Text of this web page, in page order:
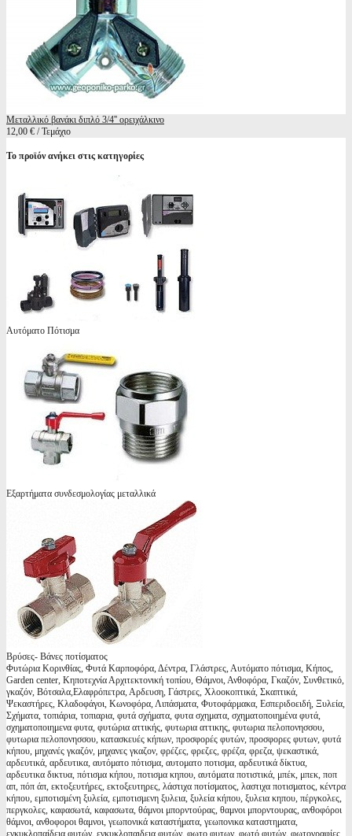
Μεταλλικό βανάκι διπλό 3/4'' ορειχάλκινο
12,00 € / Τεμάχιο
Το προϊόν ανήκει στις κατηγορίες
Αυτόματο Πότισμα
Εξαρτήματα συνδεσμολογίας μεταλλικά
Βρύσες- Βάνες ποτίσματος
Φυτώρια Κορινθίας, Φυτά Καρποφόρα, Δέντρα, Γλάστρες, Αυτόματο πότισμα, Κήπος,
Garden center, Κηποτεχνία Αρχιτεκτονική τοπίου, Θάμνοι, Ανθοφόρα, Γκαζόν, Συνθετικό,
γκαζόν, Βότσαλα,Ελαφρόπετρα, Αρδευση, Γάστρες, Χλοοκοπτικά, Σκαπτικά,
Ψεκαστήρες, Κλαδοφάγοι, Κωνοφόρα, Λιπάσματα, Φυτοφάρμακα, Εσπεριδοειδή, Ξυλεία,
Σχήματα, τοπιάρια, τοπιαρια, φυτά σχήματα, φυτα σχηματα, σχηματοποιημένα φυτά,
σχηματοποιημενα φυτα, φυτώρια αττικής, φυτωρια αττικης, φυτωρια πελοπονησσου,
φυτωρια πελοπονησσου, κατασκευές κήπων, προσφορές φυτών, προσφορες φυτων, φυτά
κήπου, μηχανές γκαζόν, μηχανες γκαζον, φρέζες, φρεζες, φρέζα, φρεζα, ψεκαστικά,
αρδευτικά, αρδευτικα, αυτόματο πότισμα, αυτοματο ποτισμα, αρδευτικά δίκτυα,
αρδευτικα δικτυα, πότισμα κήπου, ποτισμα κηπου, αυτόματα ποτιστικά, μπέκ, μπεκ, ποπ
απ, πόπ άπ, εκτοξευτήρες, εκτοξευτηρες, λάστιχα ποτίσματος, λαστιχα ποτισματος, κέντρα
κήπου, εμποτισμένη ξυλεία, εμποτισμενη ξυλεια, ξυλεία κήπου, ξυλεια κηπου, πέργκολες,
περγκολες, καφασωτά, καφασωτα, θάμνοι μπορντούρας, θαμνοι μπορντουρας, ανθοφόροι
θάμνοι, ανθοφοροι θαμνοι, γεωπονικά καταστήματα, γεωπονικα καταστηματα,
εγκυκλοπαίδεια φυτών, εγκυκλοπαιδεια φυτών, φωτο φυτων, φωτό φυτών, φωτογραφίες